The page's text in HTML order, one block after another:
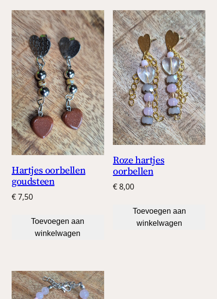
Hartjes oorbellen
goudsteen
€7,50
Toevoegen aan
winkelwagen
Roze hartjes
oorbellen
€8,00
Toevoegen aan
winkelwagen